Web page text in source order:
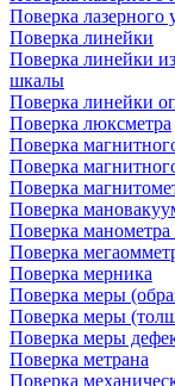
Поверка лазерного
Поверка линейки
Поверка линейки
шкалы
Поверка линейки
Поверка люксметра
Поверка
Поверка
Поверка
Поверка
Поверка манометра
Поверка
Поверка мерника
Поверка меры
Поверка меры
Поверка меры
Поверка метрана
Поверка